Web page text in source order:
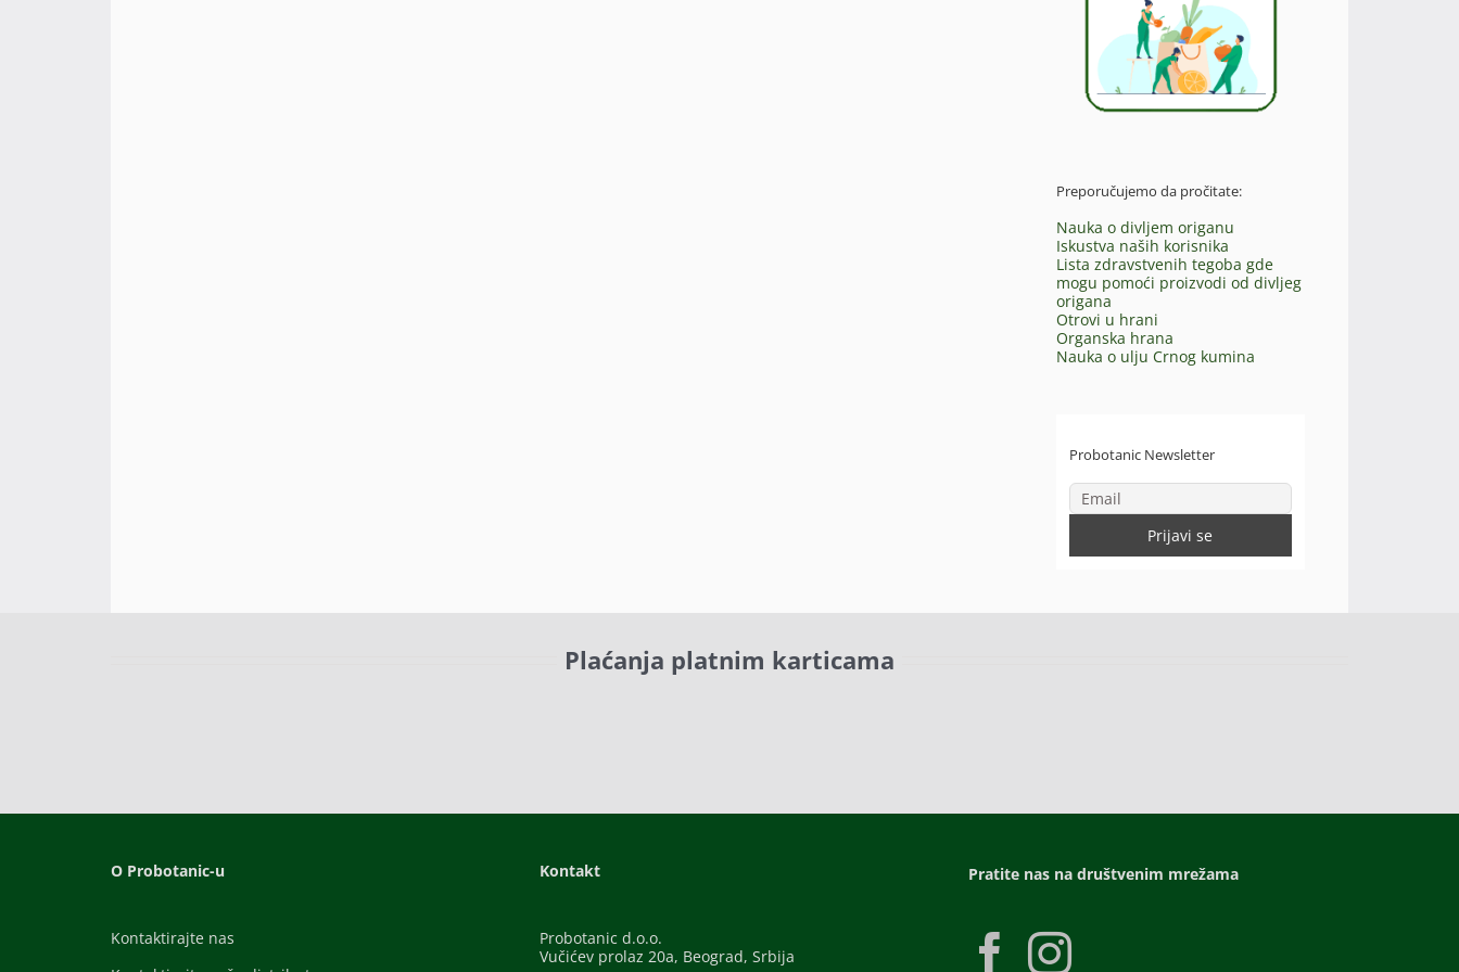
Preporučujemo da pročitate:
Nauka o divljem origanu
Iskustva naših korisnika
Lista zdravstvenih tegoba gde
mogu pomoći proizvodi od divljeg
origana
Otrovi u hrani
Organska hrana
Nauka o ulju Crnog kumina
Probotanic Newsletter
Plaćanja platnim karticama
O Probotanic-u
Kontaktirajte nas
Kontakt
Probotanic d.o.o.
Vučićev prolaz 20a, Beograd, Srbija
Pratite nas na društvenim mrežama